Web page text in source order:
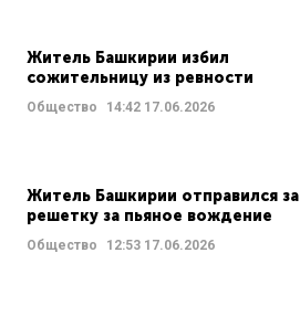
Житель Башкирии избил
сожительницу из ревности
Общество 14:42 17.06.2026
Житель Башкирии отправился за
решетку за пьяное вождение
Общество 12:53 17.06.2026